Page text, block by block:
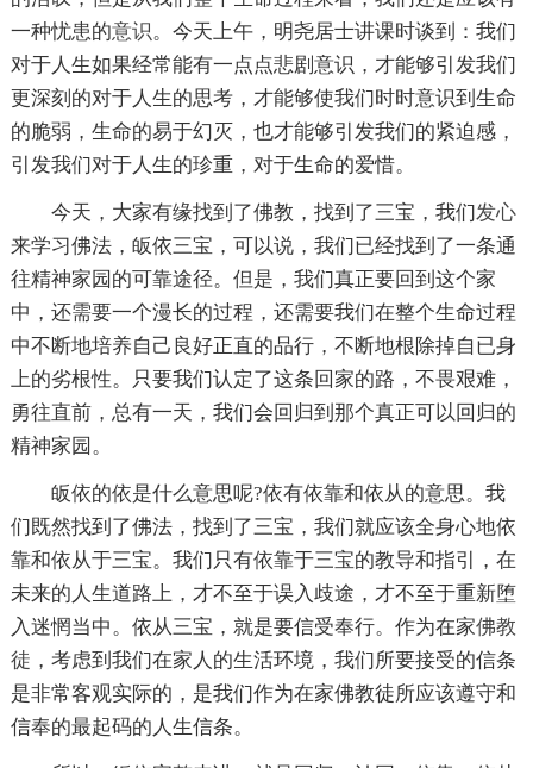
一种忧患的意识。今天上午，明尧居士讲课时谈到：我们
对于人生如果经常能有一点点悲剧意识，才能够引发我们
更深刻的对于人生的思考，才能够使我们时时意识到生命
的脆弱，生命的易于幻灭，也才能够引发我们的紧迫感，
引发我们对于人生的珍重，对于生命的爱惜。
今天，大家有缘找到了佛教，找到了三宝，我们发心
来学习佛法，皈依三宝，可以说，我们已经找到了一条通
往精神家园的可靠途径。但是，我们真正要回到这个家
中，还需要一个漫长的过程，还需要我们在整个生命过程
中不断地培养自己良好正直的品行，不断地根除掉自已身
上的劣根性。只要我们认定了这条回家的路，不畏艰难，
勇往直前，总有一天，我们会回归到那个真正可以回归的
精神家园。
皈依的依是什么意思呢?依有依靠和依从的意思。我
们既然找到了佛法，找到了三宝，我们就应该全身心地依
靠和依从于三宝。我们只有依靠于三宝的教导和指引，在
未来的人生道路上，才不至于误入歧途，才不至于重新堕
入迷惘当中。依从三宝，就是要信受奉行。作为在家佛教
徒 ，考虑到我们在家人的生活环境，我们所要接受的信条
是非常客观实际的，是我们作为在家佛教徒所应该遵守和
信奉的最起码的人生信条。